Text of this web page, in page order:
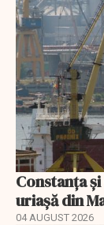
Constanța
uriașă din
04 AUGUST 2026